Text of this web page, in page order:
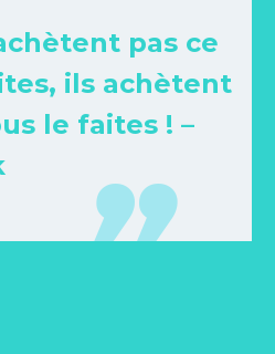
pas ce
ils achètent
le faites ! –